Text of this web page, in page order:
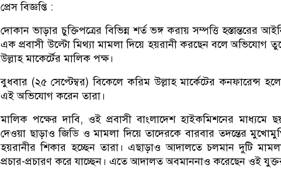
প্রেস বিজ্ঞপ্তি :
দোকান ভাড়ার চুক্তিপত্রের বিভিন্ন শর্ত ভঙ্গ করায় সম্পত্তি হস্তান্তরের
এক প্রবাসী উল্টো মিথ্যা মামলা দিয়ে হয়রানী করছেন বলে অভিযোগ
উল্লাহ মাকের্টের মালিক পক্ষ।
বুধবার (২৫ সেপ্টেম্বর) বিকেলে করিম উল্লাহ মার্কেটের কনফারেন্স
এই অভিযোগ করেন তারা।
মালিক পক্ষের দাবি, ওই প্রবাসী বাংলাদেশ হাইকমিশনের মাধ্যমে
দেওয়া ছাড়াও জিডি ও মামলা দিয়ে তাদেরকে বারবার তদন্তের
হয়রানীর শিকার হচ্ছেন তারা। এছাড়াও আদালতে চলমান দুটি
প্রচার-প্রচারণ করে যাচ্ছেন। এতে আদালত অবমাননাও করেছেন ওই